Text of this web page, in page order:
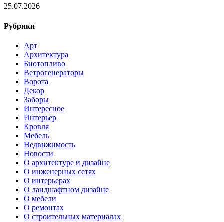
25.07.2026
Рубрики
Арт
Архитектура
Биотопливо
Ветрогенераторы
Ворота
Декор
Заборы
Интересное
Интерьер
Кровля
Мебель
Недвижимость
Новости
О архитектуре и дизайне
О инженерных сетях
О интерьерах
О ландшафтном дизайне
О мебели
О ремонтах
О строительных материалах